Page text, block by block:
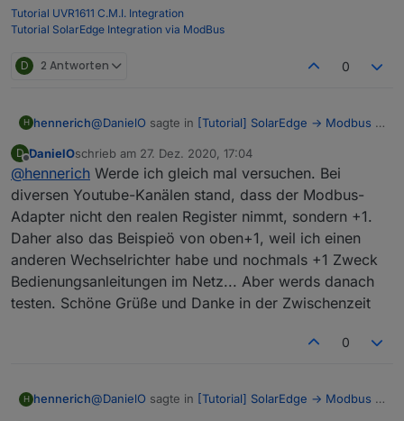
Tutorial UVR1611 C.M.I. Integration
Tutorial SolarEdge Integration via ModBus
D 2 Antworten 0
H hennerich@DanielO sagte in [Tutorial] SolarEdge -> Modbus -
originale Werte vom Wechselrichter liegen auf
40107 und 40104
Hey Daniel,
so wie ich das sehe, verwendest du die falschen
Werte. Du musst (wie in meinem Fall) einen Zähler
nimmst du 40106 und 40103 und nicht jeweils eins
mehr. Versuch es mal damit.
D
Offline
DanielOschrieb am 27. Dez. 2020, 17:04
zuletzt editiert von
@hennerich Werde ich gleich mal versuchen. Bei
diversen Youtube-Kanälen stand, dass der Modbus-
Adapter nicht den realen Register nimmt, sondern +1.
Daher also das Beispieö von oben+1, weil ich einen
anderen Wechselrichter habe und nochmals +1 Zweck
Bedienungsanleitungen im Netz... Aber werds danach
testen. Schöne Grüße und Danke in der Zwischenzeit
0
H hennerich@DanielO sagte in [Tutorial] SolarEdge -> Modbus -